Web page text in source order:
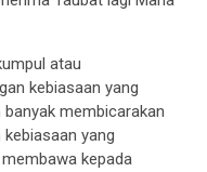
atau
kebiasaan yang
membicarakan
yang
kepada